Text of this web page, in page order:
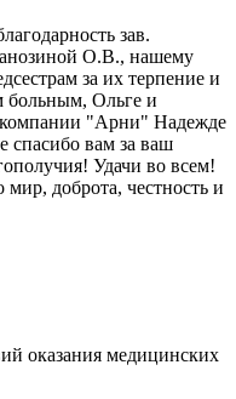
зав.
О.В., нашему
за их терпение и
больным, Ольге и
компании "Арни" Надежде
вам за ваш
Удачи во всем!
мир, доброта, честность и
оказания медицинских